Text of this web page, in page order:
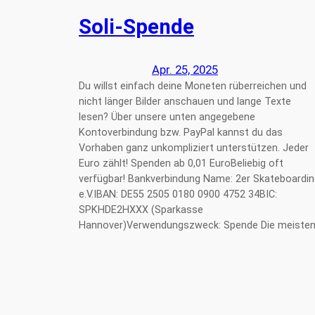
Soli-Spende
Apr. 25, 2025
Du willst einfach deine Moneten rüberreichen und
nicht länger Bilder anschauen und lange Texte
lesen? Über unsere unten angegebene
Kontoverbindung bzw. PayPal kannst du das
Vorhaben ganz unkompliziert unterstützen. Jeder
Euro zählt! Spenden ab 0,01 EuroBeliebig oft
verfügbar! Bankverbindung Name: 2er
e.V.IBAN: DE55 2505 0180 0900 4752 34BIC:
SPKHDE2HXXX (Sparkasse
Hannover)Verwendungszweck: Spende Die